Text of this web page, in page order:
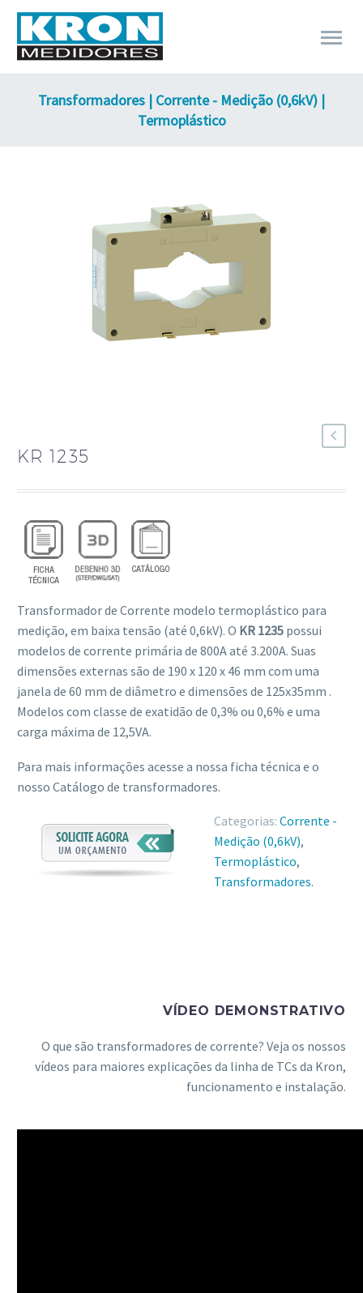
Transformadores | Corrente - Medição (0,6kV) |
Termoplástico
KR 1235
Transformador de Corrente modelo termoplástico para
medição, em baixa tensão (até 0,6kV). O KR 1235 possui
modelos de corrente primária de 800A até 3.200A. Suas
dimensões externas são de 190 x 120 x 46 mm com uma
janela de 60 mm de diâmetro e dimensões de 125x35mm .
Modelos com classe de exatidão de 0,3% ou 0,6% e uma
carga máxima de 12,5VA.
Para mais informações acesse a nossa ficha técnica e o
nosso Catálogo de transformadores.
Categorias: Corrente -
Medição (0,6kV),
Termoplástico,
Transformadores.
VÍDEO DEMONSTRATIVO
O que são transformadores de corrente? Veja os nossos
vídeos para maiores explicações da linha de TCs da Kron,
funcionamento e instalação.